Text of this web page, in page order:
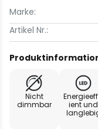
Marke:
Artikel Nr.:
Nicht
dimmbar
ient und